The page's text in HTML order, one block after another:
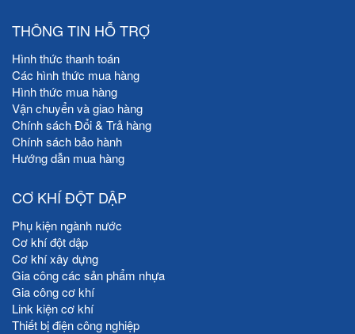
THÔNG TIN HỖ TRỢ
Hình thức thanh toán
Các hình thức mua hàng
Hình thức mua hàng
Vận chuyển và giao hàng
Chính sách Đổi & Trả hàng
Chính sách bảo hành
Hướng dẫn mua hàng
CƠ KHÍ ĐỘT DẬP
Phụ kiện ngành nước
Cơ khí đột dập
Cơ khí xây dựng
Gia công các sản phẩm nhựa
Gia công cơ khí
Link kiện cơ khí
Thiết bị điện công nghiệp